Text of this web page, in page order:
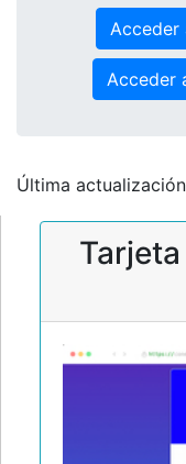
Acceder
Acceder
Última